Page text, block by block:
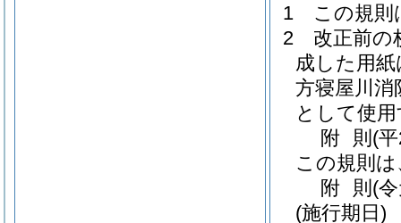
1
この規則
2
改正前の
成した用
方寝屋川消
として使
附 則 (
この規則
附 則 (
(施行期日)